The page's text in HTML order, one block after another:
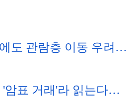
도 관람층 이동 우려…
'암표 거래'라 읽는다…